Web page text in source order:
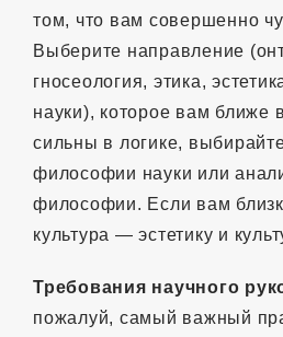
том, что вам совершенно
Выберите направление
гносеология, этика,
науки), которое вам ближе
сильны в логике,
философии науки или
философии. Если вам
культура — эстетику и
Требования научного
пожалуй, самый важный